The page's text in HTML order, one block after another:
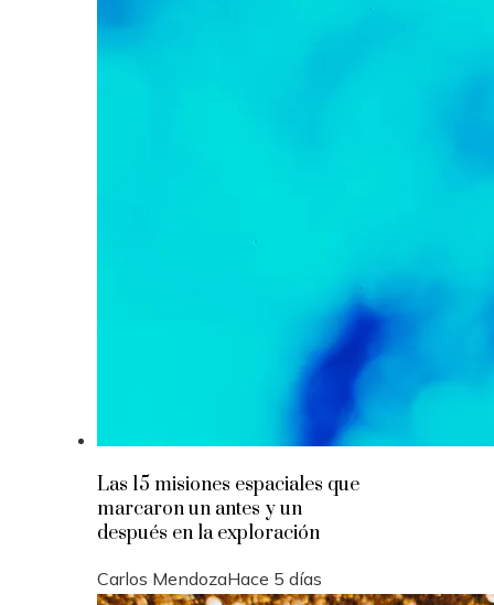
Las 15 misiones espaciales que
marcaron un antes y un
después en la exploración
Carlos MendozaHace 5 días